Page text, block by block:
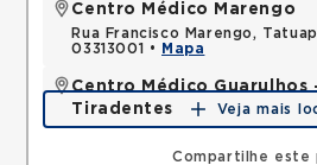
Compartilhe este
Centro Médico Marengo
Rua Francisco Marengo,
03313001 •
Mapa
Centro Médico Guarulhos
Tiradentes
Avenida Tiradentes, Jardim
SP, 07090000 •
Mapa
Veja mais